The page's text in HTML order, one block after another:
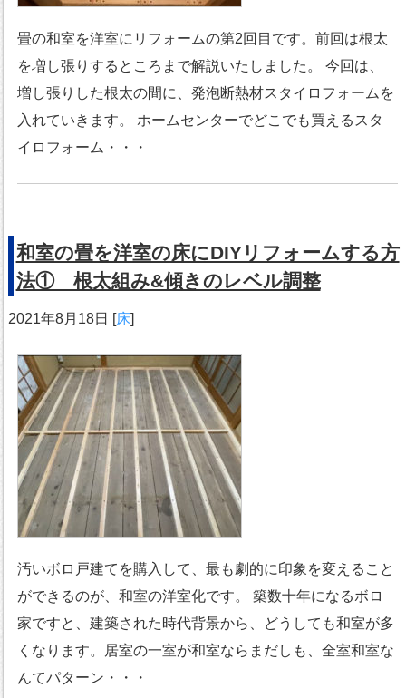
畳の和室を洋室にリフォームの第2回目です。前回は根太
を増し張りするところまで解説いたしました。 今回は、
増し張りした根太の間に、発泡断熱材スタイロフォームを
入れていきます。 ホームセンターでどこでも買えるスタ
イロフォーム・・・
和室の畳を洋室の床にDIYリフォームする方
法① 根太組み&傾きのレベル調整
2021年8月18日 [床]
汚いボロ戸建てを購入して、最も劇的に印象を変えること
ができるのが、和室の洋室化です。 築数十年になるボロ
家ですと、建築された時代背景から、どうしても和室が多
くなります。居室の一室が和室ならまだしも、全室和室な
んてパターン・・・